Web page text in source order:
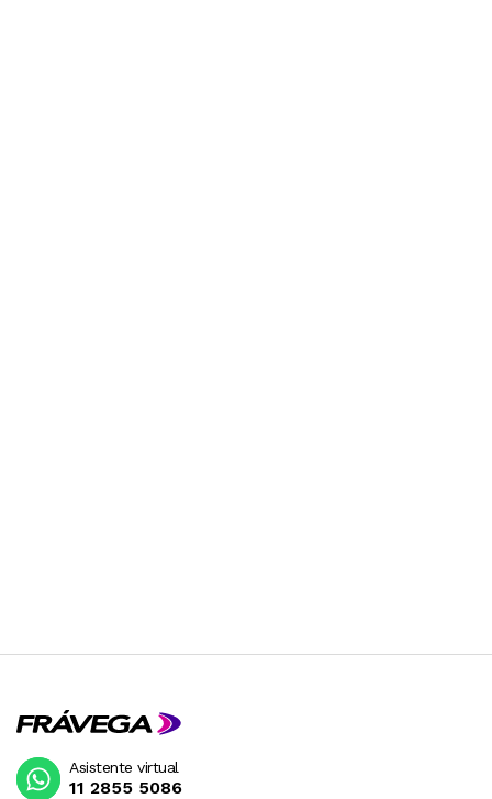
Asistente virtual
11 2855 5086